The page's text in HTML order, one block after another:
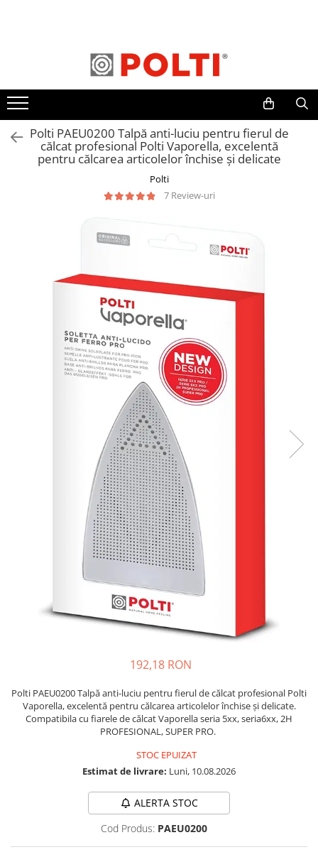
Aparate Medicale
Aspiratoare profesionale
Aspiratoare cu abur
Aspiratoare cu spălare
Aspiratoare verticale
Aspirator profesional
Aspiratoare robot
Aparate de calcat vertical
Mese de calcat profesionale
Statii de calcat cu boiler
Statii de calcat cu pompa
Fiare de calcat cu abur
Statii de calcat profesionale
Espresoare cu capsule
Espresoare cafea
Cafea paduri ESE 44
Aparate de curatat cu abur
Solutii pentru plosnite
Accesorii & Consumabile
Accesorii curatatoare cu abur
Accesorii aspiratoare
Accesorii dispozitive profesionale
Polti PAEU0200 Talpă anti-luciu pentru fierul de
călcat profesional Polti Vaporella, excelentă
pentru călcarea articolelor închise și delicate
Polti
7 Review-uri
192,18 RON
Polti PAEU0200 Talpă anti-luciu pentru fierul de călcat profesional Polti
Vaporella, excelentă pentru călcarea articolelor închise și delicate.
Compatibila cu fiarele de călcat Vaporella seria 5xx, seria6xx, 2H
PROFESIONAL, SUPER PRO.
STOC EPUIZAT
Estimat de livrare: Luni, 10.08.2026
ALERTA STOC
Cod Produs: PAEU0200